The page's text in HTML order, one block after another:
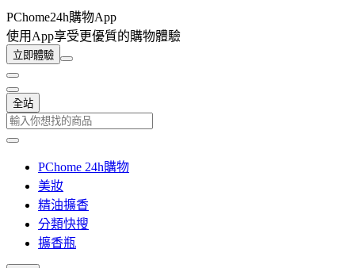
PChome24h購物App
使用App享受更優質的購物體驗
立即體驗
全站
PChome 24h購物
美妝
精油擴香
分類快搜
擴香瓶